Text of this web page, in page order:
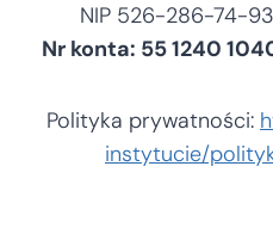
NIP 526-286-74-
Nr konta: 55 1240
Polityka prywatności:
instytucie/